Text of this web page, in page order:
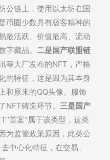
公链上，使用以太坊在国
币圈少数具有极客精神的
最活跃、价值最高、流动
字藏品。 二是国产联盟链
等大厂发布的NFT，严格
的特征，这是因为其本身
和原来的QQ头像、服饰
NFT铸造环节。 三是国产
首案”属于该类型，这类
为监管政策原因，此类公
中心化特征，在交易、